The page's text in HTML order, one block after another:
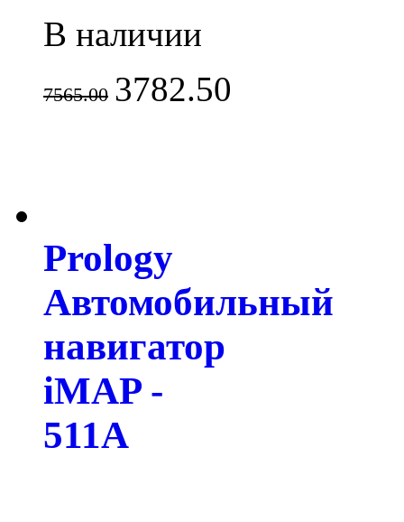
В наличии
7565.00 3782.50
Prology
Автомобильный
навигатор
iMAP -
511A